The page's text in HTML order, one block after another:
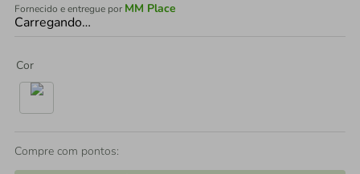
Fornecido e entregue por MM Place
Carregando…
Cor
Compre com pontos: